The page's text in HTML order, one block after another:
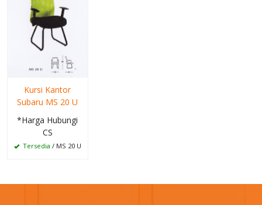
Kursi Kantor
Subaru MS 20 U
*Harga Hubungi
CS
Tersedia / MS 20 U